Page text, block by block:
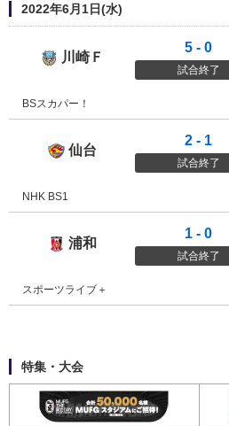
2022年6月1日(水)
川崎フロンターレ
川崎Ｆ
5 - 0
試合終了
BSスカパー！
ベガルタ仙台
仙台
2 - 1
試合終了
NHK BS1
浦和レッズ
浦和
1 - 0
試合終了
スポーツライブ＋
特集・大会